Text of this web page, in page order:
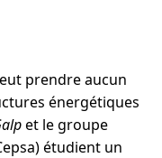
prendre aucun
énergétiques
et le groupe
étudient un